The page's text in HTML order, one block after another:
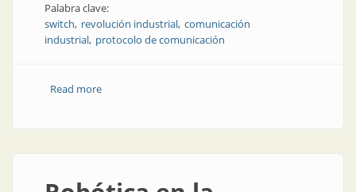
Palabra clave:
switch revolución industrial comunicación
industrial protocolo de comunicación
Read moreabout Infraestructura de automatización y sus